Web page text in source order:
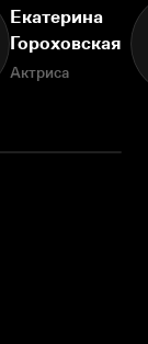
Екатерина
Гороховская
Актриса